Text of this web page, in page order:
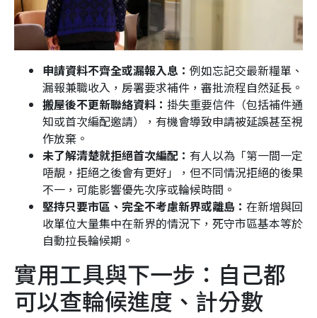
申請資料不齊全或漏報入息 ： 例如忘記交最新糧單、
漏報兼職收入，房署要求補件，審批流程自然延長。
搬屋後不更新聯絡資料 ： 掛失重要信件（包括補件通
知或首次編配邀請），有機會導致申請被延誤甚至視
作放棄。
未了解清楚就拒絕首次編配： 有人以為「第一間一定
唔靚，拒絕之後會有更好」，但不同情況拒絕的後果
不一，可能影響優先次序或輪候時間。
堅持只要市區、完全不考慮新界或離島 ： 在新增與回
收單位大量集中在新界的情況下，死守市區基本等於
自動拉長輪候期。
實用工具與下一步：自己都
可以查輪候進度、計分數